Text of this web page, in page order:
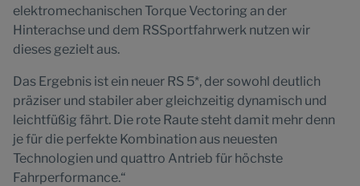
elektromechanischen Torque Vectoring an der
Hinterachse und dem RSSportfahrwerk nutzen wir
dieses gezielt aus.
Das Ergebnis ist ein neuer RS 5*, der sowohl deutlich
präziser und stabiler aber gleichzeitig dynamisch und
leichtfüßig fährt. Die rote Raute steht damit mehr denn
je für die perfekte Kombination aus neuesten
Technologien und quattro Antrieb für höchste
Fahrperformance.“